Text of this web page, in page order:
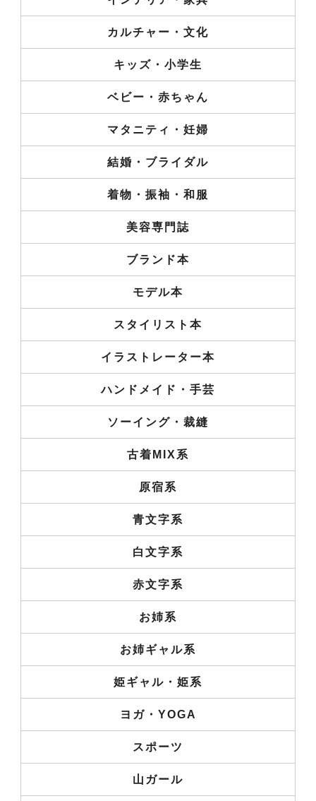
カルチャー・文化
キッズ・小学生
ベビー・赤ちゃん
マタニティ・妊婦
結婚・ブライダル
着物・振袖・和服
美容専門誌
ブランド本
モデル本
スタイリスト本
イラストレーター本
ハンドメイド・手芸
ソーイング・裁縫
古着MIX系
原宿系
青文字系
白文字系
赤文字系
お姉系
お姉ギャル系
姫ギャル・姫系
ヨガ・YOGA
スポーツ
山ガール